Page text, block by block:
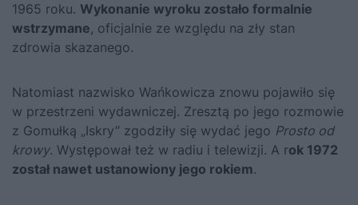
1965 roku. Wykonanie wyroku zostało formalnie
wstrzymane, oficjalnie ze względu na zły stan
zdrowia skazanego.
Natomiast nazwisko Wańkowicza znowu pojawiło się
w przestrzeni wydawniczej. Zresztą po jego rozmowie
z Gomułką „Iskry” zgodziły się wydać jego Prosto od
krowy. Występował też w radiu i telewizji. A rok 1972
został nawet ustanowiony jego rokiem.